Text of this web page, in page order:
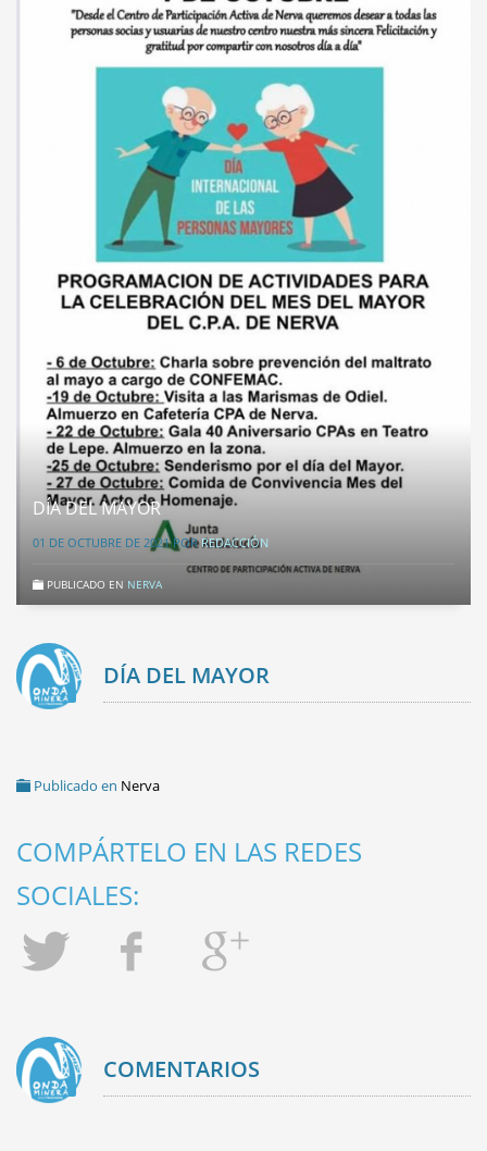
DÍA DEL MAYOR
01 DE OCTUBRE DE 2021PORREDACCIÓN
PUBLICADO EN NERVA
DÍA DEL MAYOR
Publicado en Nerva
COMPÁRTELO EN LAS REDES
SOCIALES:
COMENTARIOS